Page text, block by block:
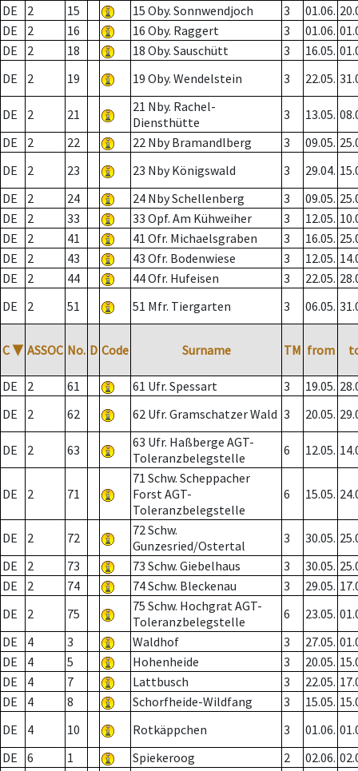
DE
2 15 15 Oby. Sonnwendjoch 3 01.06.
DE
2 16 16 Oby. Raggert 3 01.06.
DE
2 18 18 Oby. Sauschütt 3 16.05.
DE
2 19 19 Oby. Wendelstein 3 22.05.
DE 2 21
21 Nby. Rachel-
Diensthütte
3 13.05.
DE
2 22 22 Nby Bramandlberg 3 09.05.
DE
2 23 23 Nby Königswald 3 29.04.
DE
2 24 24 Nby Schellenberg 3 09.05.
DE
2 33 33 Opf. Am Kühweiher 3 12.05.
DE
2 41 41 Ofr. Michaelsgraben 3 16.05.
DE
2 43 43 Ofr. Bodenwiese 3 12.05.
DE
2 44 44 Ofr. Hufeisen 3 22.05.
DE
2 51 51 Mfr. Tiergarten 3 06.05.
C ▼ ASSOC No. D Code Surname TM from
DE 2 61 61 Ufr. Spessart 3 19.05.
DE
2 62 62 Ufr. Gramschatzer Wald 3 20.05.
DE 2 63
63 Ufr. Haßberge AGT-
Toleranzbelegstelle
6 12.05.
DE 2 71
71 Schw. Scheppacher
Forst AGT-
Toleranzbelegstelle
6 15.05.
DE 2 72
72 Schw.
Gunzesried/Ostertal
3 30.05.
DE
2 73 73 Schw. Giebelhaus 3 30.05.
DE
2 74 74 Schw. Bleckenau 3 29.05.
DE
2 75
75 Schw. Hochgrat AGT-
Toleranzbelegstelle
6 23.05.
DE
4 3 Waldhof 3 27.05.
DE
4 5 Hohenheide 3 20.05.
DE
4 7 Lattbusch 3 22.05.
DE
4 8 Schorfheide-Wildfang 3 15.05.
DE
4 10 Rotkäppchen 3 01.06.
DE
6 1 Spiekeroog 2 02.06.